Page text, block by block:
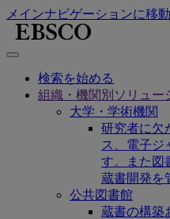
メインナビゲーションに移動
検索を始める
組織・機関別ソリュー
大学・学術機関
研究者に欠
ス、電子ジ
す。また図
蔵書開発を
公共図書館
蔵書の構築